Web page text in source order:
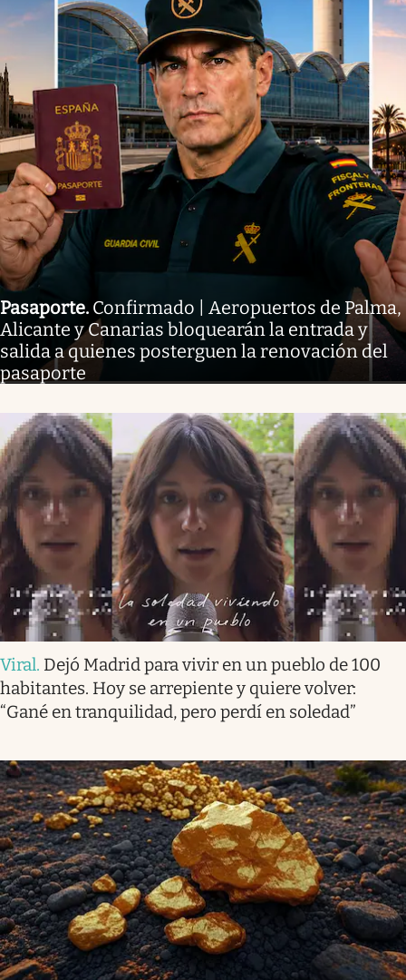
Pasaporte. Confirmado | Aeropuertos de Palma,
Alicante y Canarias bloquearán la entrada y
salida a quienes posterguen la renovación del
pasaporte
Viral. Dejó Madrid para vivir en un pueblo de 100
habitantes. Hoy se arrepiente y quiere volver:
“Gané en tranquilidad, pero perdí en soledad”